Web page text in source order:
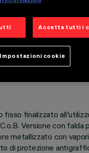
fisso finalizzato
Versione con falda
metallizzato con vapori
di protezione
Accetta tutti i
Impostazioni cookie